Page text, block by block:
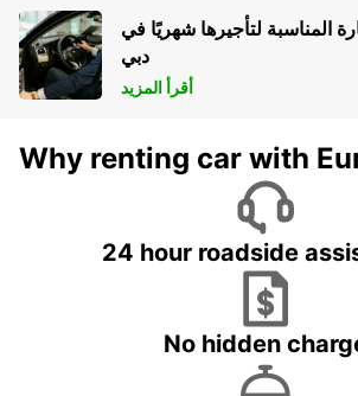
المناسبة لتأجيرها شهريًا في
دبي
أقرأ المزيد
Why renting car with
24 hour roadside
No hidden